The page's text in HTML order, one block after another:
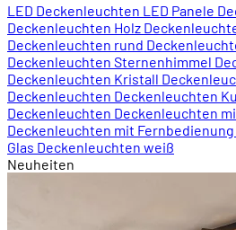
LED Deckenleuchten LED Panele
Deckenleuchten Holz
Deckenleuchten rund
Deckenleuchten Sternenhimmel
Deckenleuchten Kristall
Deckenleuchten Deckenleuchten
Deckenleuchten Deckenleuchten
Deckenleuchten mit Fernbedienung
Glas Deckenleuchten weiß
Neuheiten